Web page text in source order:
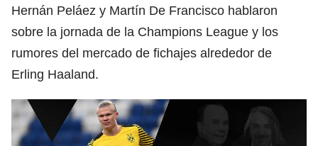
Hernán Peláez y Martín De Francisco hablaron
sobre la jornada de la Champions League y los
rumores del mercado de fichajes alrededor de
Erling Haaland.